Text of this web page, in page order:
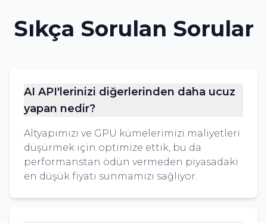
Sıkça Sorulan Sorular
AI API'lerinizi diğerlerinden daha ucuz
yapan nedir?
Altyapımızı ve GPU kümelerimizi maliyetleri
düşürmek için optimize ettik, bu da
performanstan ödün vermeden piyasadaki
en düşük fiyatı sunmamızı sağlıyor.